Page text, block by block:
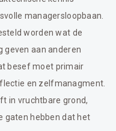
managersloopbaan.
worden wat de
geven aan anderen
besef moet primair
en zelfmanagment.
in vruchtbare grond,
gaten hebben dat het